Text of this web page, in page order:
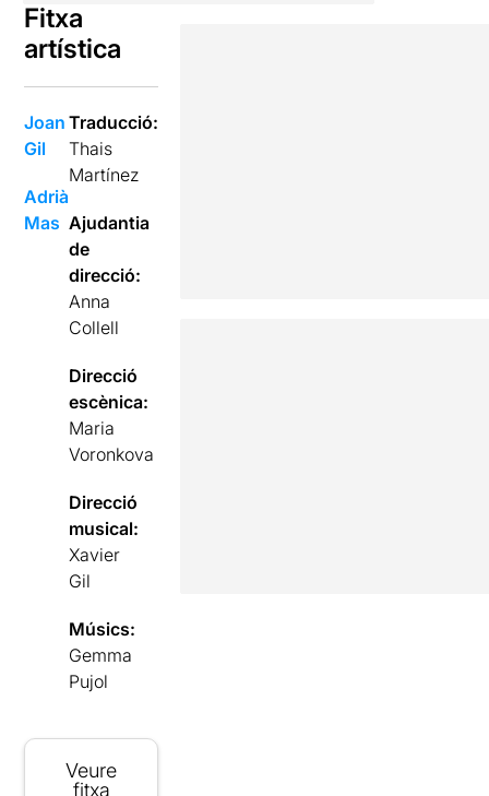
Fitxa
artística
Joan
Gil
Adrià
Mas
Traducció:
Thais
Martínez
Ajudantia
de
direcció:
Anna
Collell
Direcció
escènica:
Maria
Voronkova
Direcció
musical:
Xavier
Gil
Músics:
Gemma
Pujol
Veure
fitxa